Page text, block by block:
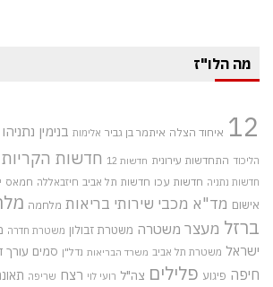
מה הלו"ז
12 איחוד הצלה איתמר בן גביר אלימות בנימין נתניהו
הליכוד התחדשות עירונית חדשות 12 חדשות הקריות
חדשות נתניה חדשות עכו חדשות תל אביב חיזבאללה חמאס
אישום מד"א מכבי שירותי בריאות מלחמה
ברזל מעצר משטרה משטרת זבולון משטרת חדרה
ישראל משטרת תל אביב משרד הבריאות נדל"ן סמים עורך
חיפה פיגוע פלילים צה"ל רועי לוי רצח שריפה